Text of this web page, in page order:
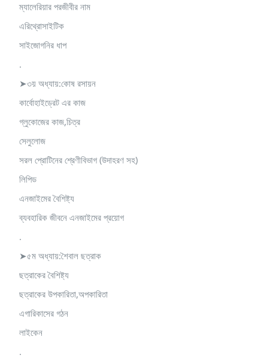
ম্যালেরিয়ার পরজীবীর নাম
এরিথ্রোসাইটিক
সাইজোগনির ধাপ
.
➤৩য় অধ্যায়:কোষ রসায়ন
কার্বোহাইড্রেট এর কাজ
গ্লুকোজের কাজ,চিত্র
সেলুলোজ
সরল প্রোটিনের শ্রেণীবিভাগ (উদাহরণ সহ)
লিপিড
এনজাইমের বৈশিষ্ট্য
ব্যবহারিক জীবনে এনজাইমের প্রয়োগ
.
➤৫ম অধ্যায়:শৈবাল ছত্রাক
ছত্রাকের বৈশিষ্ট্য
ছত্রাকের উপকারিতা,অপকারিতা
এগারিকাসের গঠন
লাইকেন
.